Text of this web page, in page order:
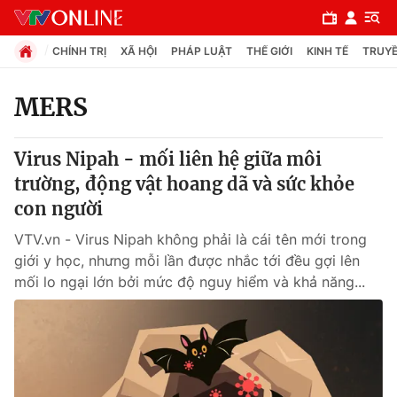
Chuyên mục
Chính trị
Pháp luật
CHÍNH TRỊ XÃ HỘI PHÁP LUẬT THẾ GIỚI KINH TẾ
MERS
Virus Nipah - mối liên hệ giữa môi
trường, động vật hoang dã và sức khỏe
con người
VTV.vn - Virus Nipah không phải là cái tên mới trong
giới y học, nhưng mỗi lần được nhắc tới đều gợi lên
mối lo ngại lớn bởi mức độ nguy hiểm và khả năng...